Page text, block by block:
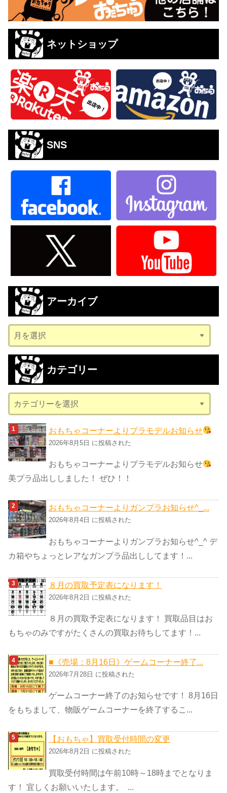
ネットショップ
SNS
アーカイブ
ー
カ
ブ
カテゴリー
テ
ゴ
リ
ー
おもちゃコーナーよりプラモデルお知らせ
2026年8月5日 に投稿された
おもちゃコーナーよりプラモデルお知らせ
美プラ品出ししました！ ぜひ！！
おもちゃコーナーよりガンプラお知らせ^_...
2026年8月4日 に投稿された
おもちゃコーナーよりガンプラお知らせ^_^ デ
カ箱やちょっとレアなガンプラ品出ししてます！...
８月の買取予定表になります！
2026年8月2日 に投稿された
８月の買取予定表になります！ 買取品目はお
もちゃのみですがたくさんの買取お待ちしてます！...
■《売場：8月16日》ゲームコーナー終了...
2026年7月28日 に投稿された
ゲームコーナー終了のお知らせです！ 8月16日
をもちまして、物販ゲームコーナーを終了するこ...
【おもちゃ】買取受付時間の変更
2026年8月2日 に投稿された
買取受付時間は午前10時～18時までとなりま
す！ 宜しくお願いいたします。 ...